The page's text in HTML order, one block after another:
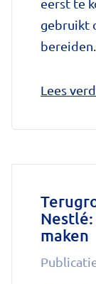
gebruikt
bereiden.
Lees
Nestlé:
maken